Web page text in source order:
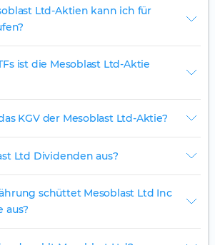
Ltd-Aktien kann ich für
ist die Mesoblast Ltd-Aktie
KGV der Mesoblast Ltd-Aktie?
Ltd Dividenden aus?
schüttet Mesoblast Ltd Inc
aus?